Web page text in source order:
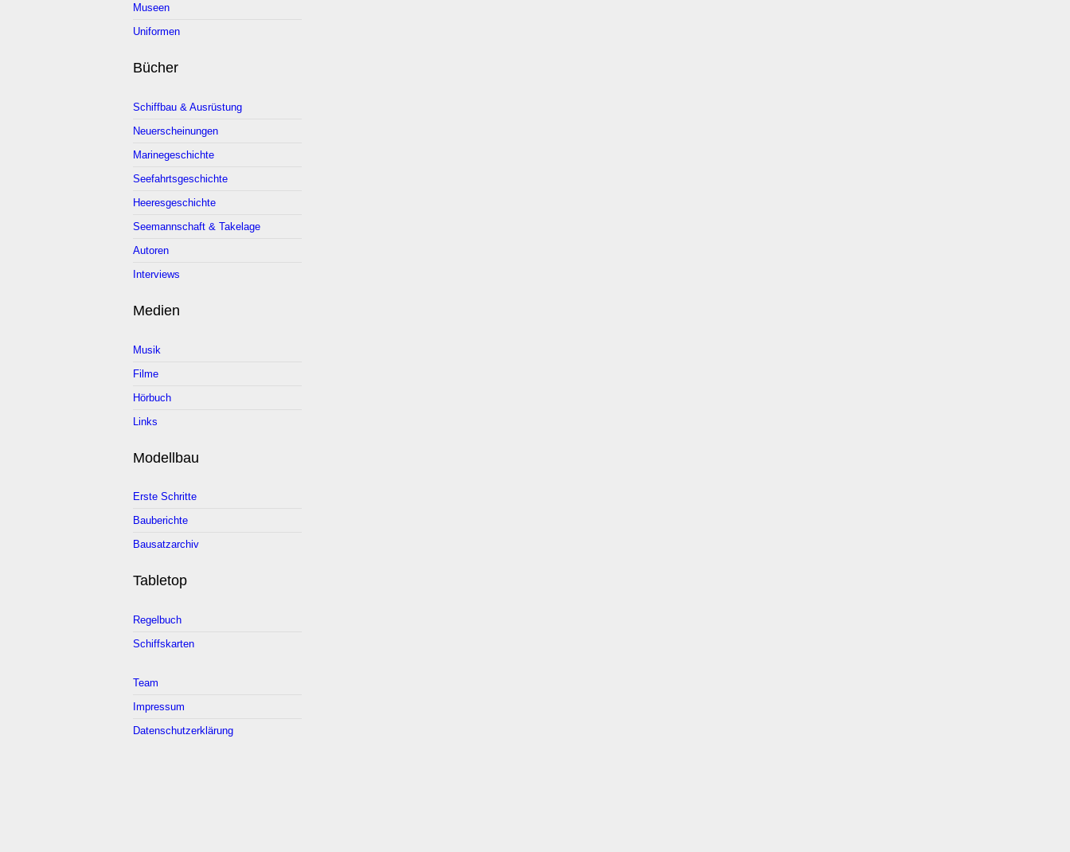
Museen
Uniformen
Bücher
Schiffbau & Ausrüstung
Neuerscheinungen
Marinegeschichte
Seefahrtsgeschichte
Heeresgeschichte
Seemannschaft & Takelage
Autoren
Interviews
Medien
Musik
Filme
Hörbuch
Links
Modellbau
Erste Schritte
Bauberichte
Bausatzarchiv
Tabletop
Regelbuch
Schiffskarten
Team
Impressum
Datenschutzerklärung